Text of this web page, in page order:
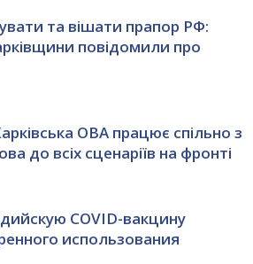
та вішати прапор РФ:
повідомили про
ОВА працює спільно з
до всіх сценаріїв на фронті
COVID-вакцину
использования